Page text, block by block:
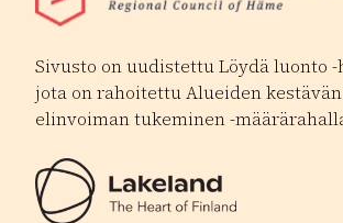
Sivusto on uudistettu Löydä luonto -
jota on rahoitettu Alueiden
elinvoiman tukeminen -